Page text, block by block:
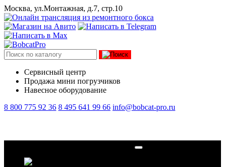
Москва, ул.Монтажная, д.7, стр.10
Сервисный центр
Продажа мини погрузчиков
Навесное оборудование
8 800 775 92 36 8 495 641 99 66 info@bobcat-pro.ru